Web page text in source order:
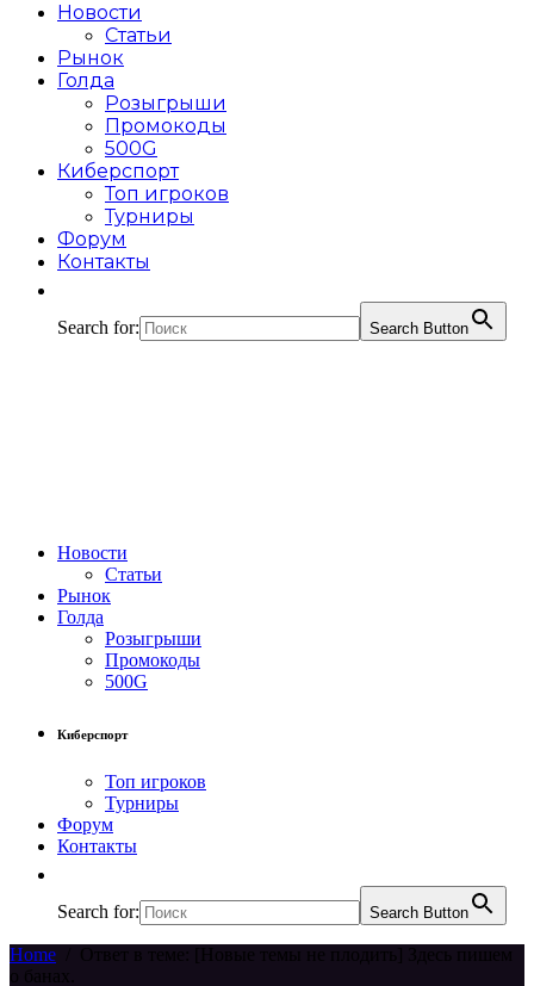
Новости
Статьи
Рынок
Голда
Розыгрыши
Промокоды
500G
Киберспорт
Топ игроков
Турниры
Форум
Контакты
Search for: Search Button
Новости
Статьи
Рынок
Голда
Розыгрыши
Промокоды
500G
Киберспорт
Топ игроков
Турниры
Форум
Контакты
Search for: Search Button
Home
Ответ в теме: [Новые темы не плодить] Здесь пишем
о банах.